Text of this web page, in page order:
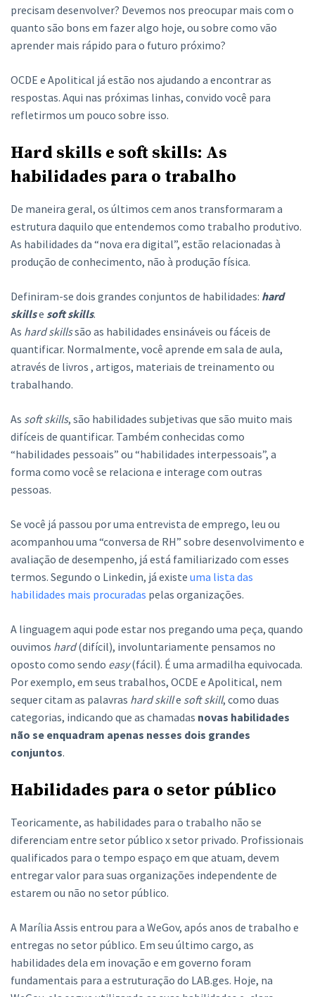
precisam desenvolver? Devemos nos preocupar mais com o
quanto são bons em fazer algo hoje, ou sobre como vão
aprender mais rápido para o futuro próximo?
OCDE e Apolitical já estão nos ajudando a encontrar as
respostas. Aqui nas próximas linhas, convido você para
refletirmos um pouco sobre isso.
Hard skills e soft skills: As
habilidades para o trabalho
De maneira geral, os últimos cem anos transformaram a
estrutura daquilo que entendemos como trabalho produtivo.
As habilidades da “nova era digital”, estão relacionadas à
produção de conhecimento, não à produção física.
Definiram-se dois grandes conjuntos de habilidades: hard
skillse soft skills.
As hard skillssão as habilidades ensináveis ou fáceis de
quantificar. Normalmente, você aprende em sala de aula,
através de livros , artigos, materiais de treinamento ou
trabalhando.
As soft skills, são habilidades subjetivas que são muito mais
difíceis de quantificar. Também conhecidas como
“habilidades pessoais” ou “habilidades interpessoais”, a
forma como você se relaciona e interage com outras
pessoas.
Se você já passou por uma entrevista de emprego, leu ou
acompanhou uma “conversa de RH” sobre desenvolvimento e
avaliação de desempenho, já está familiarizado com esses
termos. Segundo o Linkedin, já existe uma lista das
habilidades mais procuradas pelas organizações.
A linguagem aqui pode estar nos pregando uma peça, quando
ouvimos hard(difícil), involuntariamente pensamos no
oposto como sendo easy(fácil). É uma armadilha equivocada.
Por exemplo, em seus trabalhos, OCDE e Apolitical, nem
sequer citam as palavras hard skille soft skill, como duas
categorias, indicando que as chamadas novas habilidades
não se enquadram apenas nesses dois grandes
conjuntos.
Habilidades para o setor público
Teoricamente, as habilidades para o trabalho não se
diferenciam entre setor público x setor privado. Profissionais
qualificados para o tempo espaço em que atuam, devem
entregar valor para suas organizações independente de
estarem ou não no setor público.
A Marília Assis entrou para a WeGov, após anos de trabalho e
entregas no setor público. Em seu último cargo, as
habilidades dela em inovação e em governo foram
fundamentais para a estruturação do LAB.ges. Hoje, na